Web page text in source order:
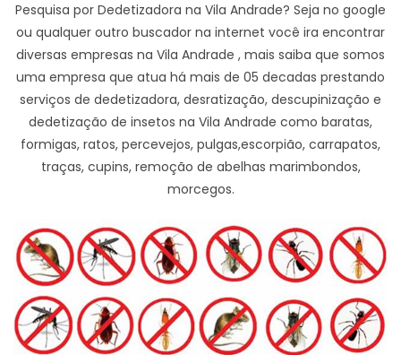
Pesquisa por Dedetizadora na Vila Andrade? Seja no google
ou qualquer outro buscador na internet você ira encontrar
diversas empresas na Vila Andrade , mais saiba que somos
uma empresa que atua há mais de 05 decadas prestando
serviços de dedetizadora, desratização, descupinização e
dedetização de insetos na Vila Andrade como baratas,
formigas, ratos, percevejos, pulgas,escorpião, carrapatos,
traças, cupins, remoção de abelhas marimbondos,
morcegos.